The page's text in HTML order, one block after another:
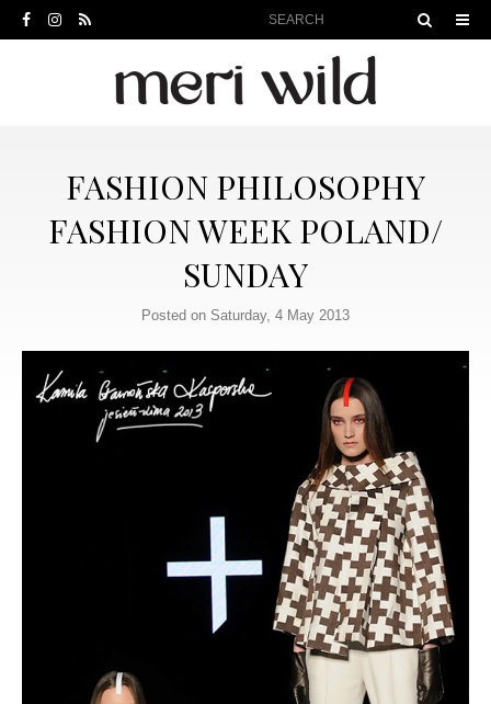
FASHION PHILOSOPHY
FASHION WEEK POLAND/
SUNDAY
Posted on Saturday, 4 May 2013